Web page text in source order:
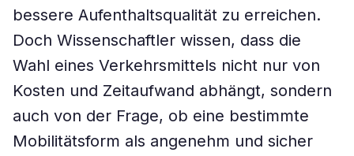
bessere Aufenthaltsqualität zu erreichen.
Doch Wissenschaftler wissen, dass die
Wahl eines Verkehrsmittels nicht nur von
Kosten und Zeitaufwand abhängt, sondern
auch von der Frage, ob eine bestimmte
Mobilitätsform als angenehm und sicher